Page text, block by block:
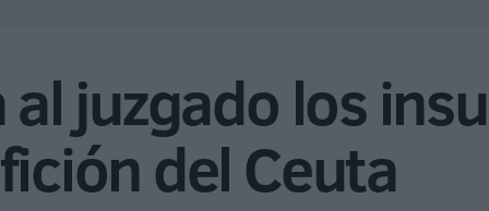
al juzgado los
del Ceuta